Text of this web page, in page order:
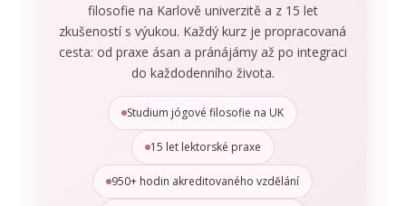
filosofie na Karlově univerzitě a z 15 let
zkušeností s výukou. Každý kurz je propracovaná
cesta: od praxe ásan a pránájámy až po integraci
do každodenního života.
Studium jógové filosofie na UK
15 let lektorské praxe
950+ hodin akreditovaného vzdělání